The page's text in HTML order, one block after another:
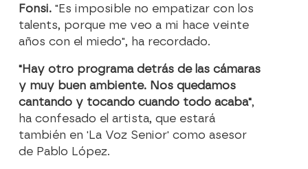
Fonsi. "Es imposible no empatizar con los
talents, porque me veo a mi hace veinte
años con el miedo", ha recordado.
"Hay otro programa detrás de las cámaras
y muy buen ambiente. Nos quedamos
cantando y tocando cuando todo acaba",
ha confesado el artista, que estará
también en 'La Voz Senior' como asesor
de Pablo López.